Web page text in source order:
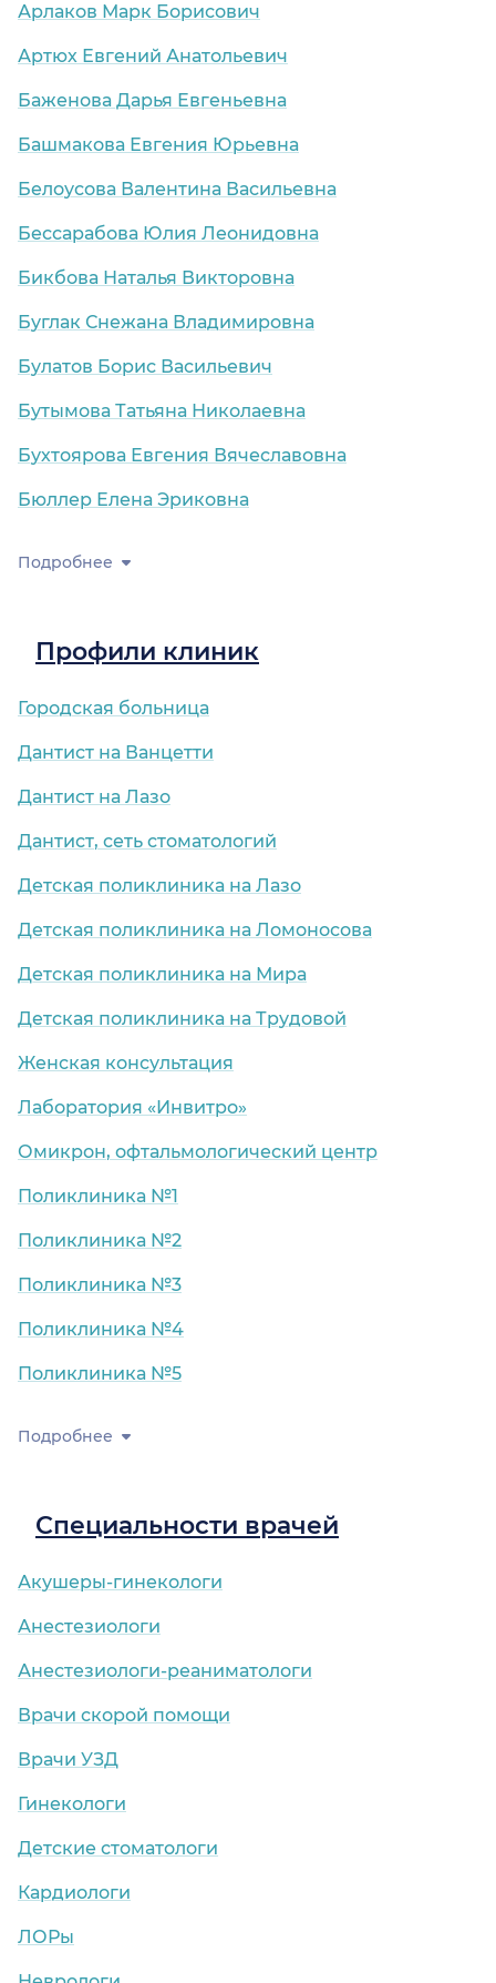
Арлаков Марк Борисович
Артюх Евгений Анатольевич
Баженова Дарья Евгеньевна
Башмакова Евгения Юрьевна
Белоусова Валентина Васильевна
Бессарабова Юлия Леонидовна
Бикбова Наталья Викторовна
Буглак Снежана Владимировна
Булатов Борис Васильевич
Бутымова Татьяна Николаевна
Бухтоярова Евгения Вячеславовна
Бюллер Елена Эриковна
Подробнее
Профили клиник
Городская больница
Дантист на Ванцетти
Дантист на Лазо
Дантист, сеть стоматологий
Детская поликлиника на Лазо
Детская поликлиника на Ломоносова
Детская поликлиника на Мира
Детская поликлиника на Трудовой
Женская консультация
Лаборатория «Инвитро»
Омикрон, офтальмологический центр
Поликлиника №1
Поликлиника №2
Поликлиника №3
Поликлиника №4
Поликлиника №5
Подробнее
Специальности врачей
Акушеры-гинекологи
Анестезиологи
Анестезиологи-реаниматологи
Врачи скорой помощи
Врачи УЗД
Гинекологи
Детские стоматологи
Кардиологи
ЛОРы